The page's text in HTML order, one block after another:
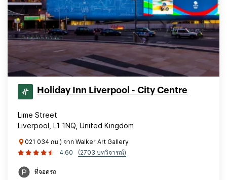
Holiday Inn Liverpool - City Centre
Lime Street
Liverpool, L1 1NQ, United Kingdom
021 034 กม.) จาก Walker Art Gallery
4.60
(2703 บทวิจารณ์)
ที่จอดรถ